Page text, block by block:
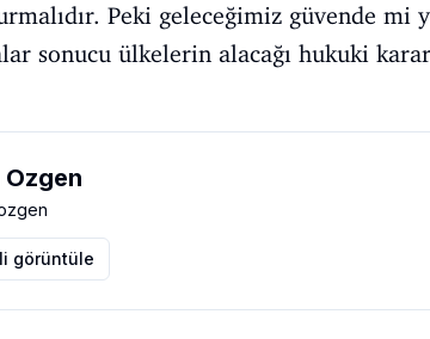
Peki geleceğimiz güvende mi
sonucu ülkelerin alacağı hukuki
Ozgen
görüntüle